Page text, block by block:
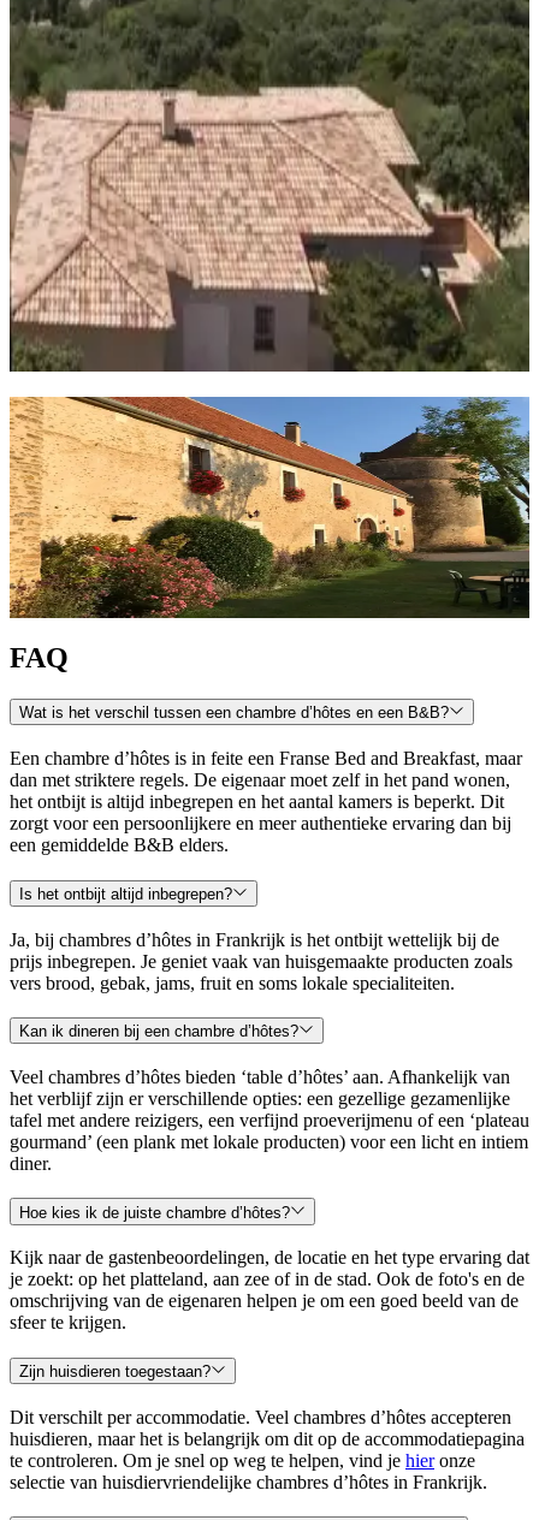
Bretagne
Elzas
Aquitanië
Dordogne
Loirevallei
Auvergne
Camargue
Corse
Ontdek alle chambres d'hôtes
in Frankrijk
In Frankrijk vind je tal van bijzondere chambres d'hôtes. Filter
daarom eenvoudig op regio, gewenste ervaring of reisperiode. Zo
vind je snel de ideale accommodatie die past bij jouw reisplannen!
Bekijk alle chambres d'hôtes
FAQ
Wat is het verschil tussen een chambre d’hôtes en een B&B?
Een chambre d’hôtes is in feite een Franse Bed and Breakfast, maar
dan met striktere regels. De eigenaar moet zelf in het pand wonen,
het ontbijt is altijd inbegrepen en het aantal kamers is beperkt. Dit
zorgt voor een persoonlijkere en meer authentieke ervaring dan bij
een gemiddelde B&B elders.
Is het ontbijt altijd inbegrepen?
Ja, bij chambres d’hôtes in Frankrijk is het ontbijt wettelijk bij de
prijs inbegrepen. Je geniet vaak van huisgemaakte producten zoals
vers brood, gebak, jams, fruit en soms lokale specialiteiten.
Kan ik dineren bij een chambre d’hôtes?
Veel chambres d’hôtes bieden ‘table d’hôtes’ aan. Afhankelijk van
het verblijf zijn er verschillende opties: een gezellige gezamenlijke
tafel met andere reizigers, een verfijnd proeverijmenu of een ‘plateau
gourmand’ (een plank met lokale producten) voor een licht en intiem
diner.
Hoe kies ik de juiste chambre d’hôtes?
Kijk naar de gastenbeoordelingen, de locatie en het type ervaring dat
je zoekt: op het platteland, aan zee of in de stad. Ook de foto's en de
omschrijving van de eigenaren helpen je om een goed beeld van de
sfeer te krijgen.
Zijn huisdieren toegestaan?
Dit verschilt per accommodatie. Veel chambres d’hôtes accepteren
huisdieren, maar het is belangrijk om dit op de accommodatiepagina
te controleren. Om je snel op weg te helpen, vind je hieronze
selectie van huisdiervriendelijke chambres d’hôtes in Frankrijk.